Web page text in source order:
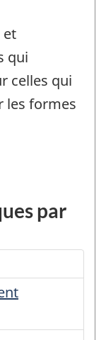
et
qui
celles qui
les formes
par